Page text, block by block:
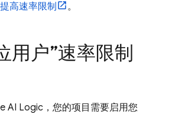
高速率限制 。
用户”速率限制
AI Logic ，您的项目需要启用您